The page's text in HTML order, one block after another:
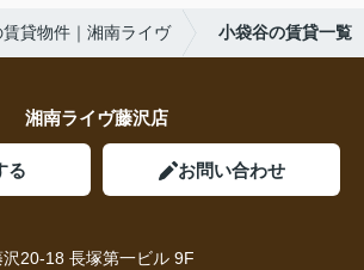
貸物件｜湘南ライヴ 小袋谷の賃貸一覧
湘南ライヴ藤沢店
る お問い合わせ
20-18 長塚第一ビル 9F